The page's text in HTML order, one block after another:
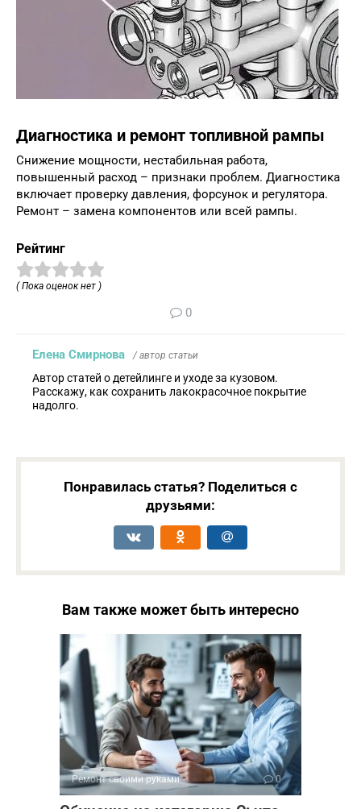
Диагностика и ремонт топливной рампы
Снижение мощности, нестабильная работа,
повышенный расход – признаки проблем. Диагностика
включает проверку давления, форсунок и регулятора.
Ремонт – замена компонентов или всей рампы.
Рейтинг
( Пока оценок нет )
0
Елена Смирнова / автор статьи
Автор статей о детейлинге и уходе за кузовом.
Расскажу, как сохранить лакокрасочное покрытие
надолго.
Понравилась статья? Поделиться с
друзьями:
Вам также может быть интересно
Ремонт своими руками 0